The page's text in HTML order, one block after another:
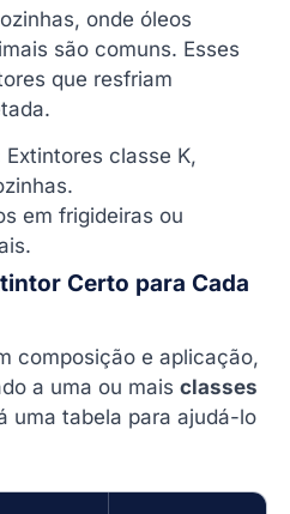
onde óleos
são comuns. Esses
que resfriam
Extintores classe K,
em frigideiras ou
Certo para Cada
composição e aplicação,
a uma ou mais classes
uma tabela para ajudá-lo